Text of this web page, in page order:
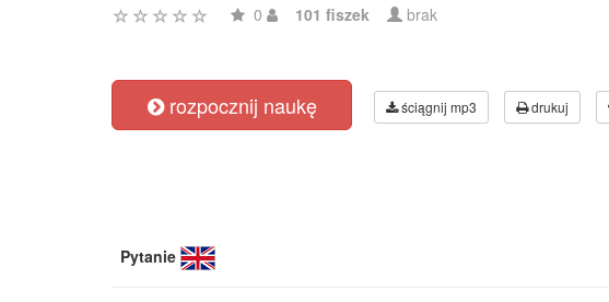
0 101 fiszek brak
rozpocznij naukę ściągnij mp3 drukuj
Pytanie